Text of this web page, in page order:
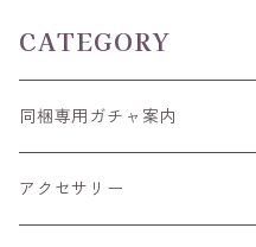
CATEGORY
同梱専用ガチャ案内
アクセサリー